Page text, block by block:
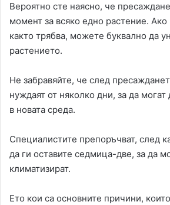
Вероятно сте наясно, че
момент за всяко едно растение. Ако
както трябва, можете буквално да
растението.
Не забравяйте, че след
нуждаят от няколко дни, за да могат
в новата среда.
Специалистите препоръчват, след
да ги оставите седмица-две, за да
климатизират.
Ето кои са основните причини,